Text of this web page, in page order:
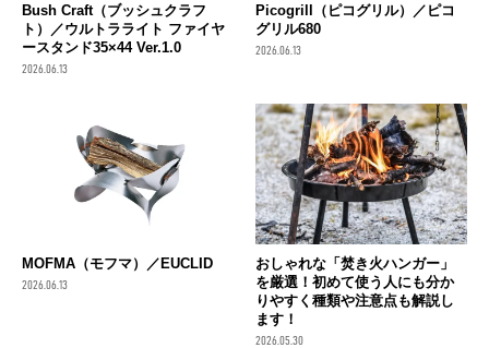
Bush Craft（ブッシュクラフ
ト）／ウルトラライト ファイヤ
ースタンド35×44 Ver.1.0
2026.06.13
Picogrill（ピコグリル）／ピコ
グリル680
2026.06.13
MOFMA（モフマ）／EUCLID
2026.06.13
おしゃれな「焚き火ハンガー」
を厳選！初めて使う人にも分か
りやすく種類や注意点も解説し
ます！
2026.05.30